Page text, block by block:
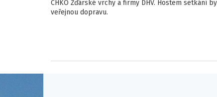
CHKO Žďárské vrchy a firmy DHV. Hostem setkání
veřejnou dopravu.